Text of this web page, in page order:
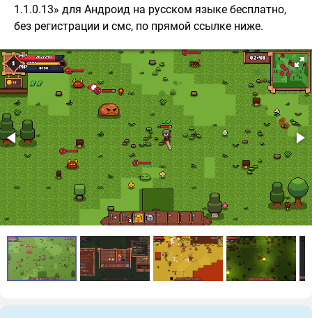
1.1.0.13» для Андроид на русском языке бесплатно,
без регистрации и смс, по прямой ссылке ниже.